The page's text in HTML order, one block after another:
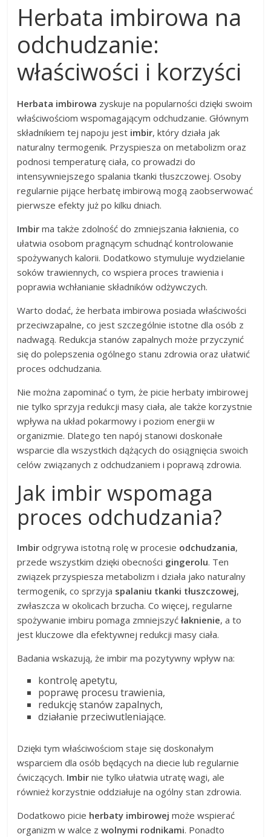
Herbata imbirowa na
odchudzanie:
właściwości i korzyści
Herbata imbirowa zyskuje na popularności dzięki swoim
właściwościom wspomagającym odchudzanie. Głównym
składnikiem tej napoju jest imbir, który działa jak
naturalny termogenik. Przyspiesza on metabolizm oraz
podnosi temperaturę ciała, co prowadzi do
intensywniejszego spalania tkanki tłuszczowej. Osoby
regularnie pijące herbatę imbirową mogą zaobserwować
pierwsze efekty już po kilku dniach.
Imbir ma także zdolność do zmniejszania łaknienia, co
ułatwia osobom pragnącym schudnąć kontrolowanie
spożywanych kalorii. Dodatkowo stymuluje wydzielanie
soków trawiennych, co wspiera proces trawienia i
poprawia wchłanianie składników odżywczych.
Warto dodać, że herbata imbirowa posiada właściwości
przeciwzapalne, co jest szczególnie istotne dla osób z
nadwagą. Redukcja stanów zapalnych może przyczynić
się do polepszenia ogólnego stanu zdrowia oraz ułatwić
proces odchudzania.
Nie można zapominać o tym, że picie herbaty imbirowej
nie tylko sprzyja redukcji masy ciała, ale także korzystnie
wpływa na układ pokarmowy i poziom energii w
organizmie. Dlatego ten napój stanowi doskonałe
wsparcie dla wszystkich dążących do osiągnięcia swoich
celów związanych z odchudzaniem i poprawą zdrowia.
Jak imbir wspomaga
proces odchudzania?
Imbir odgrywa istotną rolę w procesie odchudzania,
przede wszystkim dzięki obecności gingerolu. Ten
związek przyspiesza metabolizm i działa jako naturalny
termogenik, co sprzyja spalaniu tkanki tłuszczowej,
zwłaszcza w okolicach brzucha. Co więcej, regularne
spożywanie imbiru pomaga zmniejszyćłaknienie, a to
jest kluczowe dla efektywnej redukcji masy ciała.
Badania wskazują, że imbir ma pozytywny wpływ na:
kontrolę apetytu,
poprawę procesu trawienia,
redukcję stanów zapalnych,
działanie przeciwutleniające.
Dzięki tym właściwościom staje się doskonałym
wsparciem dla osób będących na diecie lub regularnie
ćwiczących. Imbir nie tylko ułatwia utratę wagi, ale
również korzystnie oddziałuje na ogólny stan zdrowia.
Dodatkowo picie herbaty imbirowej może wspierać
organizm w walce zwolnymi rodnikami. Ponadto